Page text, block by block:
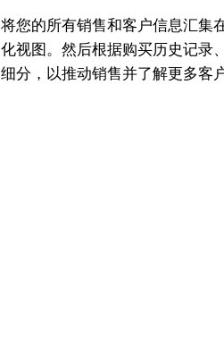
将您的所有销售和客户信息汇集
化视图。然后根据购买历史记录
细分，以推动销售并了解更多客